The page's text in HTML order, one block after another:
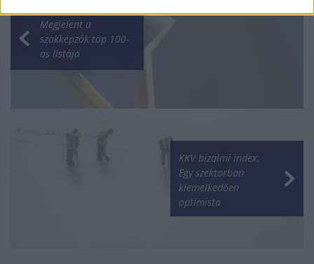
Megjelent a
szakképzők top 100-
as listája
KKV bizalmi index:
Egy szektorban
kiemelkedően
optimista